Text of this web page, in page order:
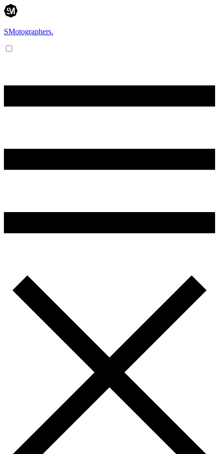
SMotographers.